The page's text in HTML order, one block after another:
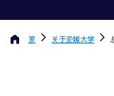
家 关于爱媛大学